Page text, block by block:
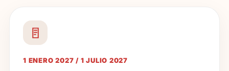
1 ENERO 2027 / 1 JULIO 2027